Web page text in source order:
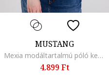
MUSTANG
Mexia modáltartalmú póló kerek nyakrésszel, Antracitszürke
4.899 Ft